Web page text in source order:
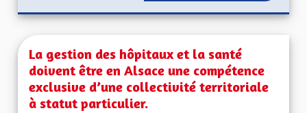
La gestion des hôpitaux et la santé
doivent être en Alsace une compétence
exclusive d’une collectivité territoriale
à statut particulier.